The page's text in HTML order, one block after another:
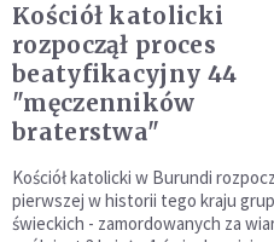
Kościół katolicki
rozpoczął proces
beatyfikacyjny 44
"męczenników
braterstwa"
Kościół katolicki w Burundi
pierwszej w historii tego kraju
świeckich - zamordowanych za